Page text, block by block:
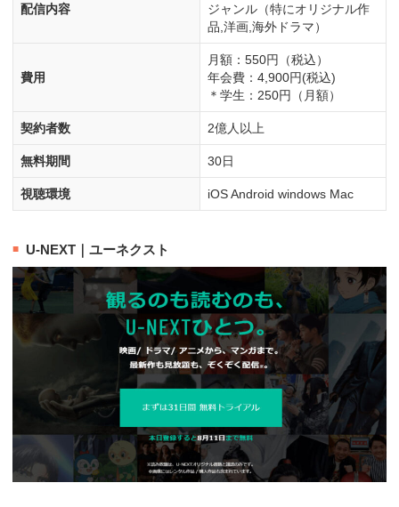
配信内容
ジャンル（特にオリジナル作
品,洋画,海外ドラマ）
費用
月額：550円（税込）
年会費：4,900円(税込)
＊学生：250円（月額）
契約者数 2億人以上
無料期間 30日
視聴環境 iOS Android windows Mac
U-NEXT｜ユーネクスト